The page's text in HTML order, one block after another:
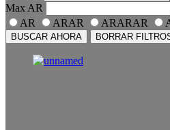
Max AR
AR
ARAR ARARAR
BUSCAR AHORA BORRAR